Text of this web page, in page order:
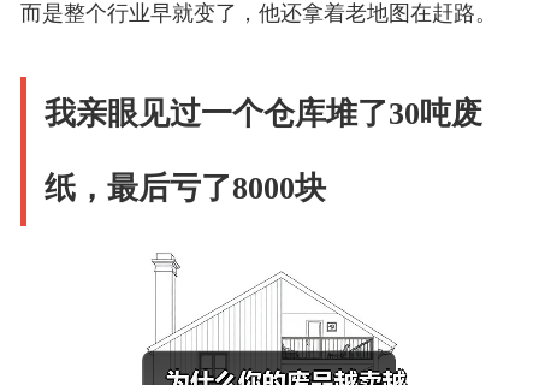
免责说明
而是整个行业早就变了，他还拿着老地图在赶路。
我亲眼见过一个仓库堆了30吨废
纸，最后亏了8000块